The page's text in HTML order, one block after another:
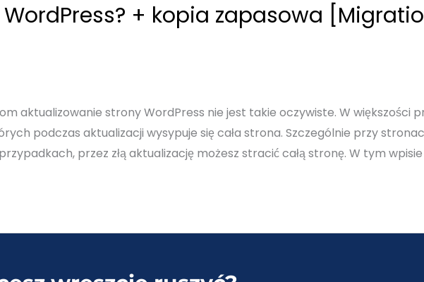
+ kopia zapasowa
aktualizowanie strony WordPress nie jest takie oczywiste. W większości
podczas aktualizacji wysypuje się cała strona. Szczególnie przy
przez złą aktualizację możesz stracić całą stronę. W tym